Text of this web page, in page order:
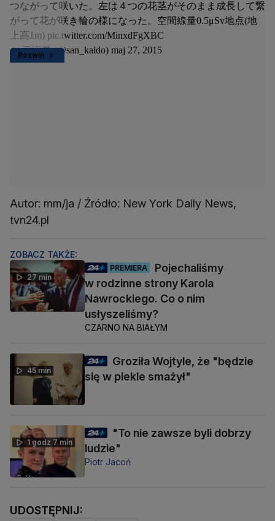
Rozwiń
つながって咲いた。左は４つの花茎がそのまま成長して繋
がって花が咲き輪の様になった。空間線量0.5μSv地点(地
上高1m) pic.twitter.com/MinxdFgXBC
— 三悔堂 (@san_kaido) maj 27, 2015
Autor: mm/ja / Źródło: New York Daily News,
tvn24.pl
ZOBACZ TAKŻE:
27 min
PREMIERA
Pojechaliśmy
w rodzinne strony Karola
Nawrockiego. Co o nim
usłyszeliśmy?
CZARNO NA BIAŁYM
45 min
Groziła Wojtyle, że "będzie
się w piekle smażył"
1 godz 7 min
"To nie zawsze byli dobrzy
ludzie"
Piotr Jacoń
UDOSTĘPNIJ: